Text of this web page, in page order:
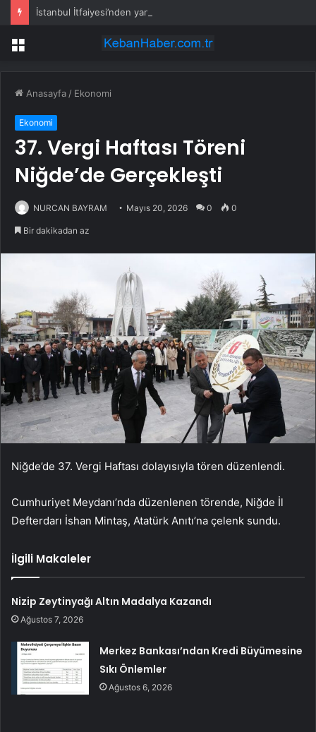
İstanbul İtfaiyesi’nden yangın riskine karşı videolu uyarı
Menü
Anasayfa / Ekonomi
Ekonomi
37. Vergi Haftası Töreni
Niğde’de Gerçekleşti
NURCAN BAYRAM Mayıs 20, 2026 0 0
Bir dakikadan az
Niğde’de 37. Vergi Haftası dolayısıyla tören düzenlendi.
Cumhuriyet Meydanı’nda düzenlenen törende, Niğde İl
Defterdarı İshan Mintaş, Atatürk Anıtı’na çelenk sundu.
İlgili Makaleler
Nizip Zeytinyağı Altın Madalya Kazandı
Ağustos 7, 2026
Merkez Bankası’ndan Kredi Büyümesine
Sıkı Önlemler
Ağustos 6, 2026